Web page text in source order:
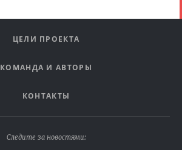
ЦЕЛИ ПРОЕКТА
КОМАНДА И АВТОРЫ
КОНТАКТЫ
Следите за новостями: